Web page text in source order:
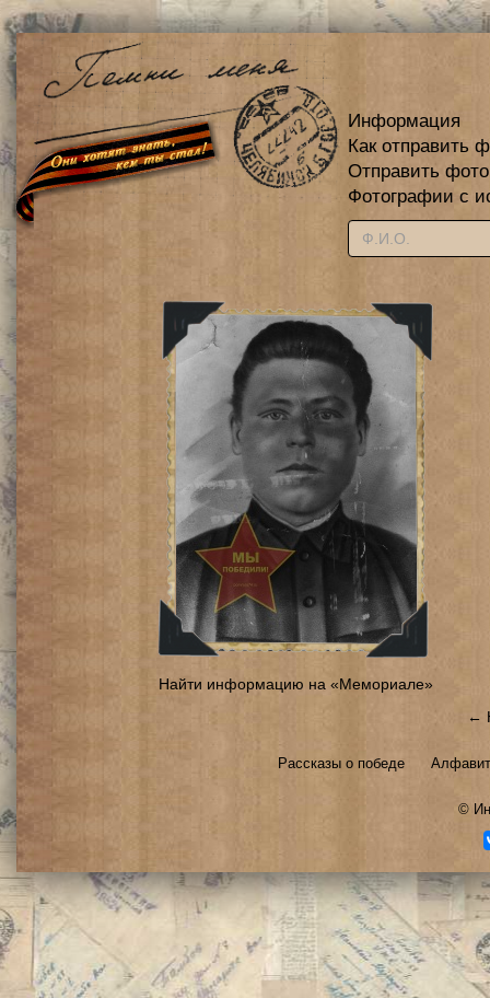
Информация
Как отправить
Отправить
Фотографии с
Найти информацию на «Мемориале»
←
Рассказы о победе
©